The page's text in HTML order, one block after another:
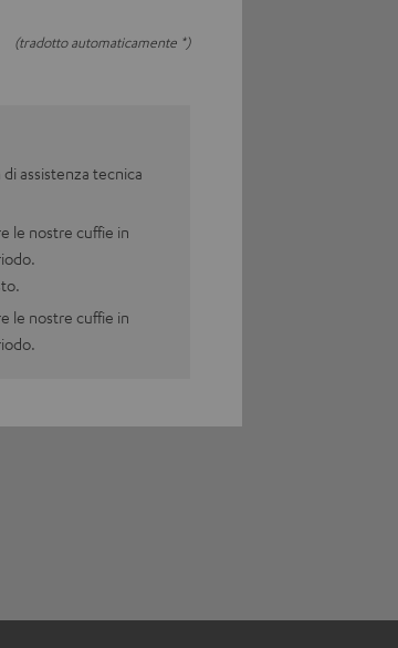
(tradotto automaticamente *)
assistenza tecnica
le nostre cuffie in
le nostre cuffie in